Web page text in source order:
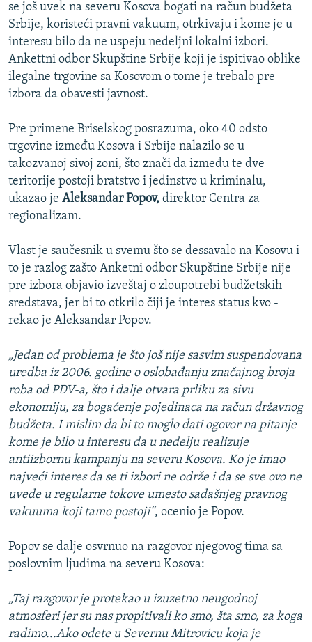
se još uvek na severu Kosova bogati na račun budžeta
Srbije, koristeći pravni vakuum, otrkivaju i kome je u
interesu bilo da ne uspeju nedeljni lokalni izbori.
Ankettni odbor Skupštine Srbije koji je ispitivao oblike
ilegalne trgovine sa Kosovom o tome je trebalo pre
izbora da obavesti javnost.
Pre primene Briselskog posrazuma, oko 40 odsto
trgovine između Kosova i Srbije nalazilo se u
takozvanoj sivoj zoni, što znači da između te dve
teritorije postoji bratstvo i jedinstvo u kriminalu,
ukazao je Aleksandar Popov, direktor Centra za
regionalizam.
Vlast je saučesnik u svemu što se dessavalo na Kosovu i
to je razlog zašto Anketni odbor Skupštine Srbije nije
pre izbora objavio izveštaj o zloupotrebi budžetskih
sredstava, jer bi to otkrilo čiji je interes status kvo -
rekao je Aleksandar Popov.
„Jedan od problema je što još nije sasvim suspendovana
uredba iz 2006. godine o oslobađanju značajnog broja
roba od PDV-a, što i dalje otvara prliku za sivu
ekonomiju, za bogaćenje pojedinaca na račun državnog
budžeta. I mislim da bi to moglo dati ogovor na pitanje
kome je bilo u interesu da u nedelju realizuje
antiizbornu kampanju na severu Kosova. Ko je imao
najveći interes da se ti izbori ne održe i da se sve ovo ne
uvede u regularne tokove umesto sadašnjeg pravnog
vakuuma koji tamo postoji“, ocenio je Popov.
Popov se dalje osvrnuo na razgovor njegovog tima sa
poslovnim ljudima na severu Kosova:
„Taj razgovor je protekao u izuzetno neugodnoj
atmosferi jer su nas propitivali ko smo, šta smo, za koga
radimo...Ako odete u Severnu Mitrovicu koja je